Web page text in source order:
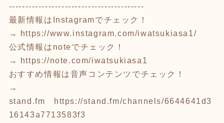
-----------------------------------------
最新情報はInstagramでチェック！
→
https://www.instagram.com/iwatsukiasa1/
公式情報はnoteでチェック！
→
https://note.com/iwatsukiasa1
おすすめ情報は音声コンテンツでチェック！
→
stand.fm
https://stand.fm/channels/6644641d3
16143a7713583f3